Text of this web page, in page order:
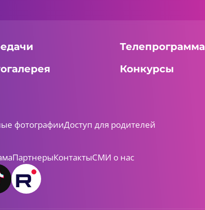
Телепрограмма
Конкурсы
фотографииДоступ для родителей
ПартнерыКонтактыСМИ о нас